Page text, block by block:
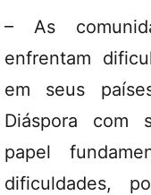
– As
enfrentam
em seus
Diáspora com
papel
dificuldades,